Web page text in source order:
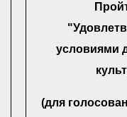
условиями
(для